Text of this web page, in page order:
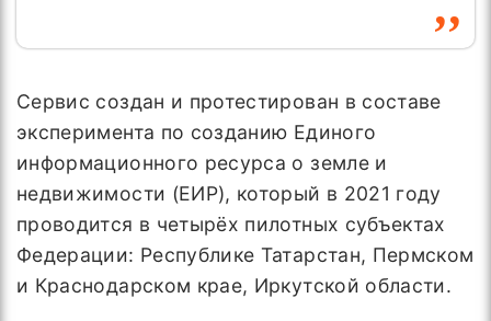
Сервис создан и протестирован в составе
эксперимента по созданию Единого
информационного ресурса о земле и
недвижимости (ЕИР), который в 2021 году
проводится в четырёх пилотных субъектах
Федерации: Республике Татарстан, Пермском
и Краснодарском крае, Иркутской области.